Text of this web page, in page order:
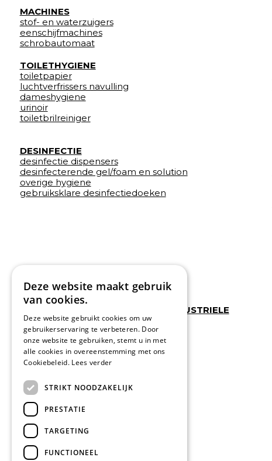
MACHINES
stof- en waterzuigers
eenschijfmachines
schrobautomaat
TOILETHYGIENE
toiletpapier
luchtverfrissers navulling
dameshygiene
urinoir
toiletbrilreiniger
DESINFECTIE
desinfectie dispensers
desinfecterende gel/foam en solution
overige hygiene
gebruiksklare desinfectiedoeken
WERKSCHOENEN + KLOMPEN + INDUSTRIELE
HANDSCHOENEN
werkschoenen safety jogger
klompen sanita
professional foot wear zorg
industriele handschoenen
Deze website maakt gebruik
van cookies.
Deze website gebruikt cookies om uw
gebruikerservaring te verbeteren. Door
onze website te gebruiken, stemt u in met
alle cookies in overeenstemming met ons
Cookiebeleid. Lees verder
STRIKT NOODZAKELIJK
PRESTATIE
TARGETING
FUNCTIONEEL